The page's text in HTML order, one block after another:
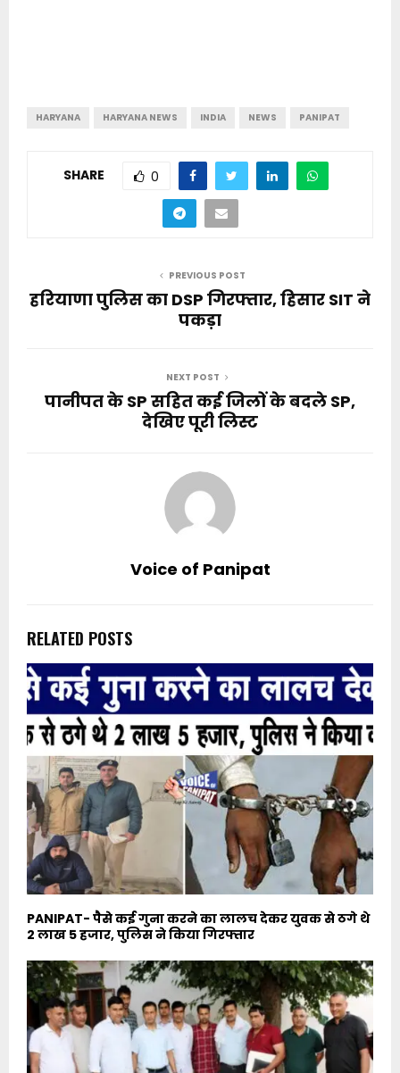
HARYANA HARYANA NEWS INDIA NEWS PANIPAT
SHARE 0
PREVIOUS POST
हरियाणा पुलिस का DSP गिरफ्तार, हिसार SIT ने
पकड़ा
NEXT POST
पानीपत के SP सहित कई जिलों के बदले SP,
देखिए पूरी लिस्ट
Voice of Panipat
RELATED POSTS
PANIPAT- पैसे कई गुना करने का लालच देकर युवक से ठगे थे
2 लाख 5 हजार, पुलिस ने किया गिरफ्तार